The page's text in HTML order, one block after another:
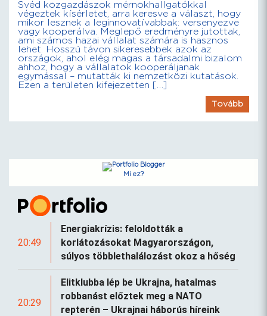
Svéd közgazdászok mérnökhallgatókkal
végeztek kísérletet, arra keresve a választ, hogy
mikor lesznek a leginnovatívabbak: versenyezve
vagy kooperálva. Meglepő eredményre jutottak,
ami számos hazai vállalat számára is hasznos
lehet. Hosszú távon sikeresebbek azok az
országok, ahol elég magas a társadalmi bizalom
ahhoz, hogy a vállalatok kooperáljanak
egymással – mutatták ki nemzetközi kutatások.
Ezen a területen kifejezetten […]
Tovább
Mi ez?
20:49
Energiakrízis: feloldották a
korlátozásokat Magyarországon,
súlyos többlethalálozást okoz a hőség
20:29
Elitklubba lép be Ukrajna, hatalmas
robbanást előztek meg a NATO
repterén – Ukrajnai háborús híreink